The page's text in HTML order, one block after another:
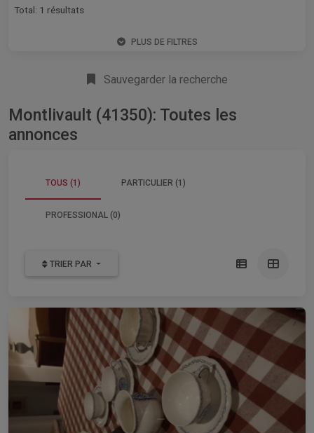
Total: 1 résultats
PLUS DE FILTRES
Sauvegarder la recherche
Montlivault (41350): Toutes les
annonces
TOUS (1) PARTICULIER (1)
PROFESSIONAL (0)
TRIER PAR